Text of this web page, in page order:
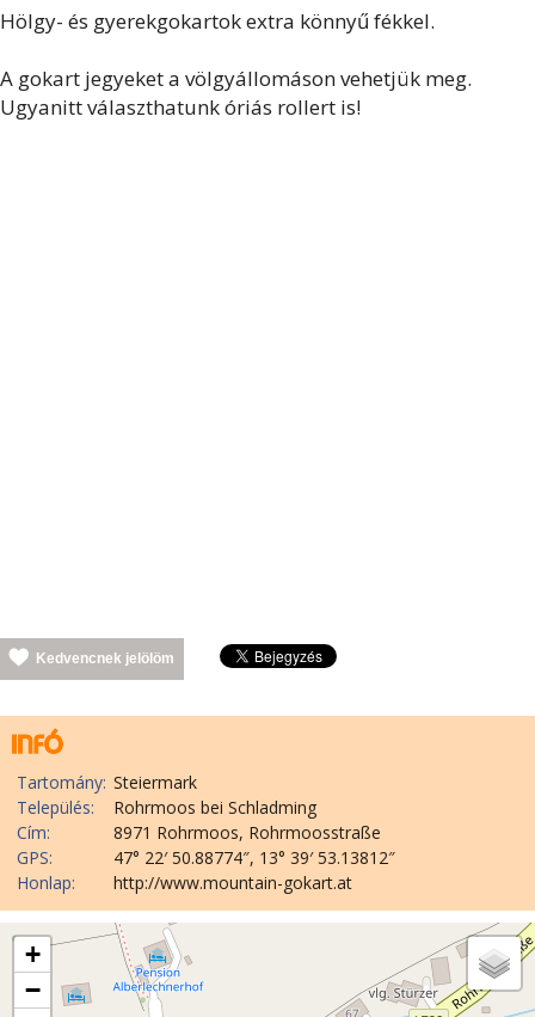
Hölgy- és gyerekgokartok extra könnyű fékkel.
A gokart jegyeket a völgyállomáson vehetjük meg.
Ugyanitt választhatunk óriás rollert is!
Kedvencnek jelölöm
Tartomány: Steiermark
Település:
Rohrmoos bei Schladming
Cím:
8971 Rohrmoos, Rohrmoosstraße
GPS:
47° 22′ 50.88774″, 13° 39′ 53.13812″
Honlap:
http://www.mountain-gokart.at
+
−